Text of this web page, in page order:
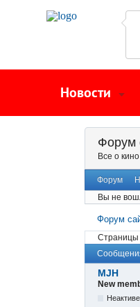
Новости
Форум
Все о
Форум
Вы не
Форум
Страницы
MJH
New